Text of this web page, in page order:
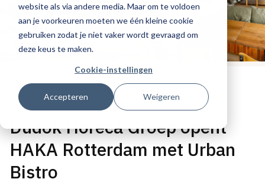
website als via andere media. Maar om te voldoen
aan je voorkeuren moeten we één kleine cookie
gebruiken zodat je niet vaker wordt gevraagd om
deze keus te maken.
Cookie-instellingen
Accepteren Weigeren
Tags:nieuwe-zaken
Gepubliceerd op: 23 april 2026
Dudok Horeca Groep opent
HAKA Rotterdam met Urban
Bistro